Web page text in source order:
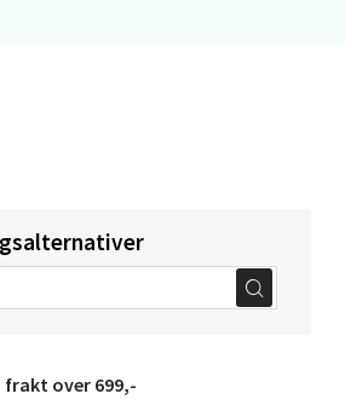
frakt over 699,-
Senter Malmporten
Narvik